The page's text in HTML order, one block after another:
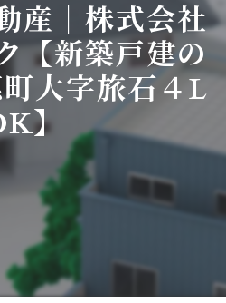
産｜株式会社
【新築戸建の
大字旅石４L
】